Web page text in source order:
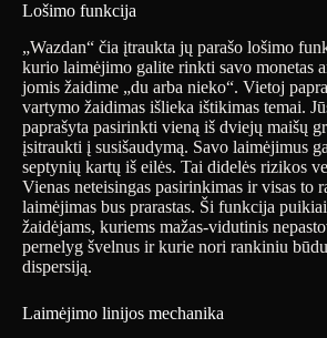
Lošimo funkcija
„Wazdan“ čia įtraukta jų parašo lošimo
kurio laimėjimo galite rinkti savo monetas
jomis žaidime „du arba nieko“. Vietoj
vartymo žaidimas išlieka ištikimas temai.
paprašyta pasirinkti vieną iš dviejų maišų
įsitraukti į susišaudymą. Savo laimėjimus
septynių kartų iš eilės. Tai didelės rizikos
Vienas neteisingas pasirinkimas ir visas to
laimėjimas bus prarastas. Ši funkcija
žaidėjams, kuriems mažas-vidutinis
pernelyg švelnus ir kurie nori rankiniu
dispersiją.
Laimėjimo linijos mechanika